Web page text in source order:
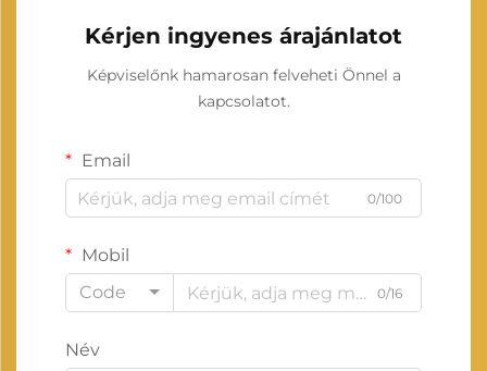
Kérjen ingyenes árajánlatot
Képviselőnk hamarosan felveheti Önnel a
kapcsolatot.
Email
0/100
Mobil
Code
0/16
Név